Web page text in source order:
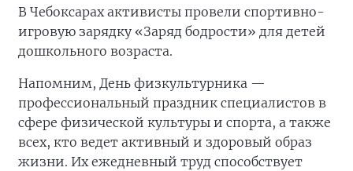
В Чебоксарах активисты провели спортивно-
игровую зарядку «Заряд бодрости» для детей
дошкольного возраста.
Напомним, День физкультурника —
профессиональный праздник специалистов в
сфере физической культуры и спорта, а также
всех, кто ведет активный и здоровый образ
жизни. Их ежедневный труд способствует